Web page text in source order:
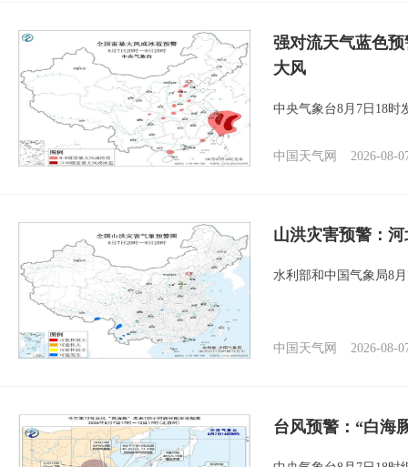
强对流天气蓝色
大风
中央气象台8月7日18时
中国天气网 2026-08-
山洪灾害预警：
水利部和中国气象局8
中国天气网 2026-08-
台风预警：“白海